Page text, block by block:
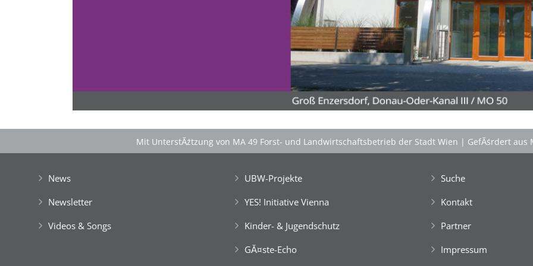
'Schlafnester CampLodges'
Kids nĂ¤chtigen auf der 'Augenweide'!
Gemeinsam mit Freund*innen im kuscheligen
'Schlafnest'nĂ¤chtigen, NaturhĂźtten im Wald
gestalten, kreativ ein FloĂŸ bauen, im NaturgewĂ¤sser
baden, klettern, tĂźmpeln, mikroskopieren â€Ś dem
Knistern am Lagerfeuer lauschen, abends die Au
erkunden und viele weitere Abenteuer erleben!
PĂ¤dagog*innen wissen zu begeistern. Sie sorgen rund
um die Uhr um das Wohl der Kinder, fĂźr Bewegung
und Freude im Camp-Alltag, â€Ś ebenso fĂźr die
'CateringInsel' frisch zubereiteten, kĂśstlichen Bio-
> 'Schlafnester CampLodges'
Spontan anfragen,
Kinder, Geschwister & Freund*innen begeistern
Mit UnterstĂźtzung von MA 49 Forst- und Landwirtschaftsbetrieb der Stadt Wien | GefĂśrdert aus
News
Newsletter
Videos & Songs
UBW-Projekte
YES! Initiative Vienna
Kinder- & Jugendschutz
GĂ¤ste-Echo
Suche
Kontakt
Partner
Impressum